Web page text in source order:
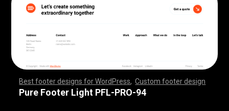
Best footer designs for WordPress ,Custom footer design
,,,,,,,,,,,,,,,,,,,,,,,,,,,,,,,,,,,,, ,,,,,,,,,,,,,,,,,,,,,,,,
,,,,,,,,,,,,,,,,,,,,,,,,,,,,,,,,,,,,, ,,,,,,,,,,,,,,,,,,,,,,,,
,,,,,,,,
Pure Footer Light PFL-PRO-94